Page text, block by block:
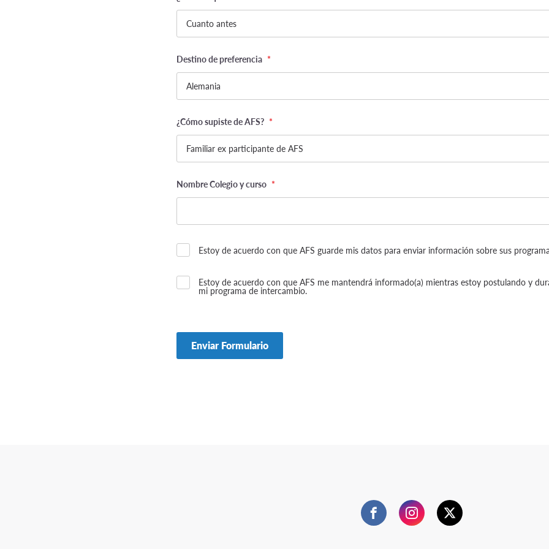
Destino de preferencia *
¿Cómo supiste de AFS? *
Nombre Colegio y curso *
Estoy de acuerdo con que AFS guarde mis datos para enviar información sobre sus
Estoy de acuerdo con que AFS me mantendrá informado(a) mientras estoy postulando y
mi programa de intercambio.
FacebookInstagramTwitter